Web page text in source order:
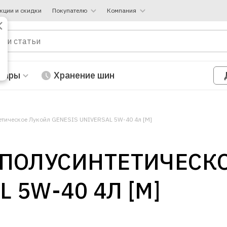
и скидки Покупателю Компания
Хранение шин
Лукойл GENESIS UNIVERSAL 5W-40 4л [М]
5W-40 4Л [М]